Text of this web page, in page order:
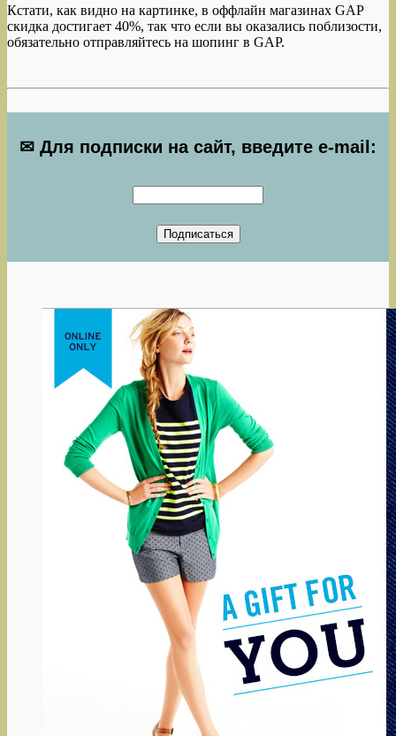
Кстати, как видно на картинке, в оффлайн магазинах GAP
скидка достигает 40%, так что если вы оказались поблизости,
обязательно отправляйтесь на шопинг в GAP.
✉ Для подписки на сайт, введите e-mail: